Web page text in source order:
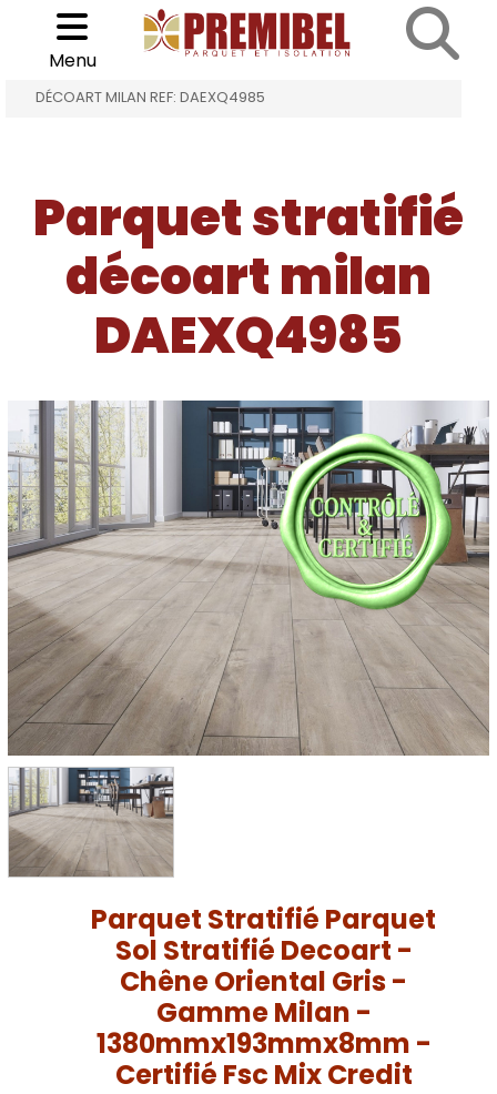
Choisir son parquet
Menu
ACCUEIL PARQUET STRATIFIÉ DÉCOART MILAN >
DÉCOART MILAN REF: DAEXQ4985
Parquet stratifié
décoart milan
DAEXQ4985
Parquet Stratifié Parquet
Sol Stratifié Decoart -
Chêne Oriental Gris -
Gamme Milan -
1380mmx193mmx8mm -
Certifié Fsc Mix Credit
Cookies management panel